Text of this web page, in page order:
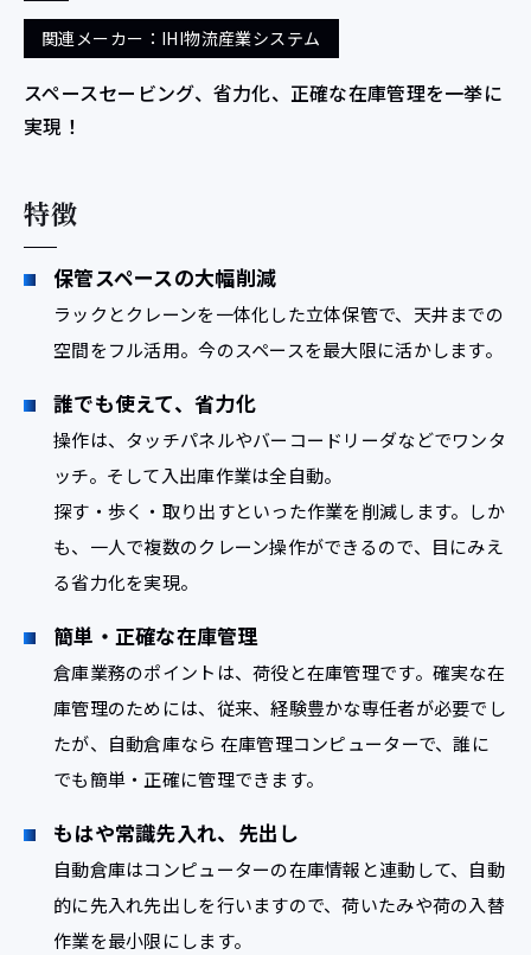
関連メーカー：IHI物流産業システム
スペースセービング、省力化、正確な在庫管理を一挙に
実現！
特徴
保管スペースの大幅削減
ラックとクレーンを一体化した立体保管で、天井までの
空間をフル活用。今のスペースを最大限に活かします。
誰でも使えて、省力化
操作は、タッチパネルやバーコードリーダなどでワンタ
ッチ。そして入出庫作業は全自動。
探す・歩く・取り出すといった作業を削減します。しか
も、一人で複数のクレーン操作ができるので、目にみえ
る省力化を実現。
簡単・正確な在庫管理
倉庫業務のポイントは、荷役と在庫管理です。確実な在
庫管理のためには、従来、経験豊かな専任者が必要でし
たが、自動倉庫なら 在庫管理コンピューターで、誰に
でも簡単・正確に管理できます。
もはや常識先入れ、先出し
自動倉庫はコンピューターの在庫情報と連動して、自動
的に先入れ先出しを行いますので、荷いたみや荷の入替
作業を最小限にします。